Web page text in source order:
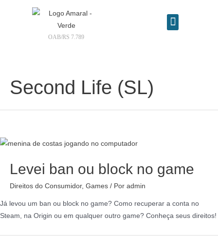
OAB/RS 7.789
Second Life (SL)
Levei ban ou block no game
Direitos do Consumidor, Games / Por admin
Já levou um ban ou block no game? Como recuperar a conta no
Steam, na Origin ou em qualquer outro game? Conheça seus direitos!